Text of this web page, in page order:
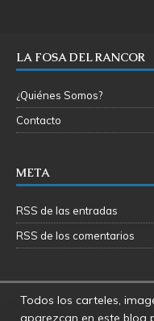
LA FOSA DEL RANCOR
¿Quiénes Somos?
Contacto
META
RSS de las entradas
RSS de los comentarios
Todos los carteles,
aparezcan en este blog